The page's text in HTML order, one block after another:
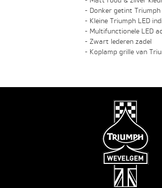
- Donker getint Triumph
- Kleine Triumph LED
- Multifunctionele LED
- Zwart lederen zadel
- Koplamp grille van